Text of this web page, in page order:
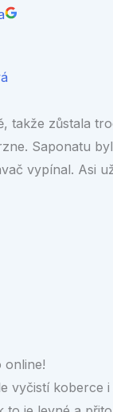
takže zůstala
Saponatu
vypínal. Asi
online!
vyčistí koberce i